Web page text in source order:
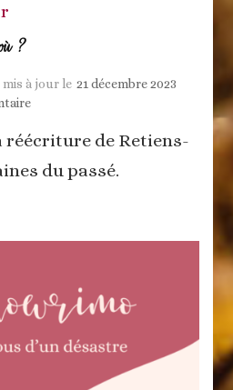
?
mis à jour le 21 décembre 2023
sur
Nanou
T’en
réécriture de Retiens-
du passé.